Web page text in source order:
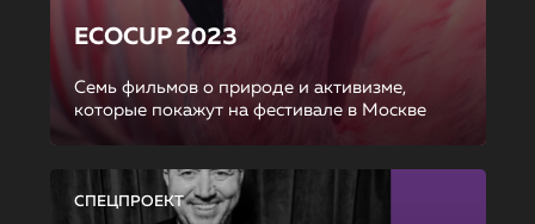
ECOCUP 2023
Семь фильмов о природе и активизме,
которые покажут на фестивале в Москве
СПЕЦПРОЕКТ